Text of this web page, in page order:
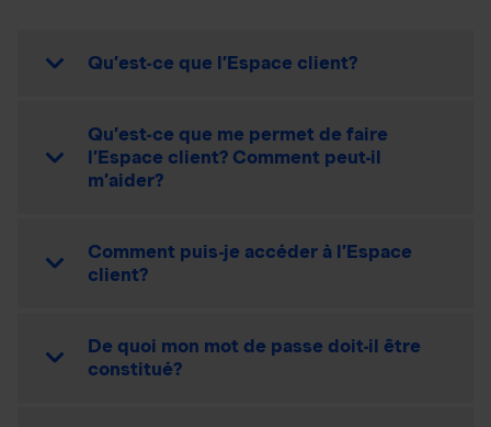
Qu’est-ce que l’Espace client?
Qu’est-ce que me permet de faire
l’Espace client? Comment peut-il
m’aider?
Comment puis-je accéder à l’Espace
client?
De quoi mon mot de passe doit-il être
constitué?